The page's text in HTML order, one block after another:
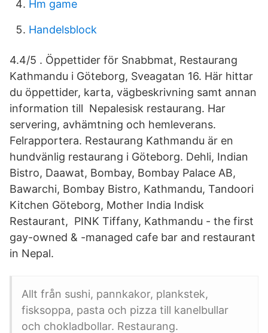
Hm game
Handelsblock
4.4/5 . Öppettider för Snabbmat, Restaurang
Kathmandu i Göteborg, Sveagatan 16. Här hittar
du öppettider, karta, vägbeskrivning samt annan
information till Nepalesisk restaurang. Har
servering, avhämtning och hemleverans.
Felrapportera. Restaurang Kathmandu är en
hundvänlig restaurang i Göteborg. Dehli, Indian
Bistro, Daawat, Bombay, Bombay Palace AB,
Bawarchi, Bombay Bistro, Kathmandu, Tandoori
Kitchen Göteborg, Mother India Indisk
Restaurant, PINK Tiffany, Kathmandu - the first
gay-owned & -managed cafe bar and restaurant
in Nepal.
Allt från sushi, pannkakor, plankstek,
fisksoppa, pasta och pizza till kanelbullar
och chokladbollar. Restaurang.